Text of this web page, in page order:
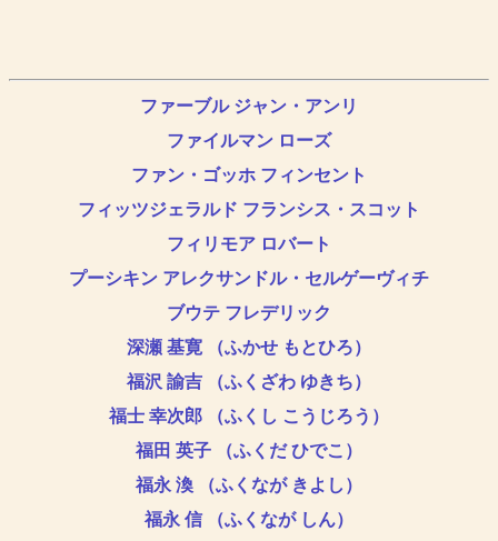
ファーブル ジャン・アンリ
ファイルマン ローズ
ファン・ゴッホ フィンセント
フィッツジェラルド フランシス・スコット
フィリモア ロバート
プーシキン アレクサンドル・セルゲーヴィチ
ブウテ フレデリック
深瀬 基寛 （ふかせ もとひろ）
福沢 諭吉 （ふくざわ ゆきち）
福士 幸次郎 （ふくし こうじろう）
福田 英子 （ふくだ ひでこ）
福永 渙 （ふくなが きよし）
福永 信 （ふくなが しん）